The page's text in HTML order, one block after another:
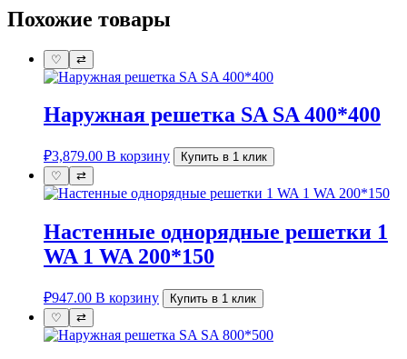
Похожие товары
♡ ⇄
Наружная решетка SA SA 400*400
₽3,879.00 В корзину
Купить в 1 клик
♡
⇄
Настенные однорядные решетки 1
WA 1 WA 200*150
₽947.00 В корзину
Купить в 1 клик
♡
⇄